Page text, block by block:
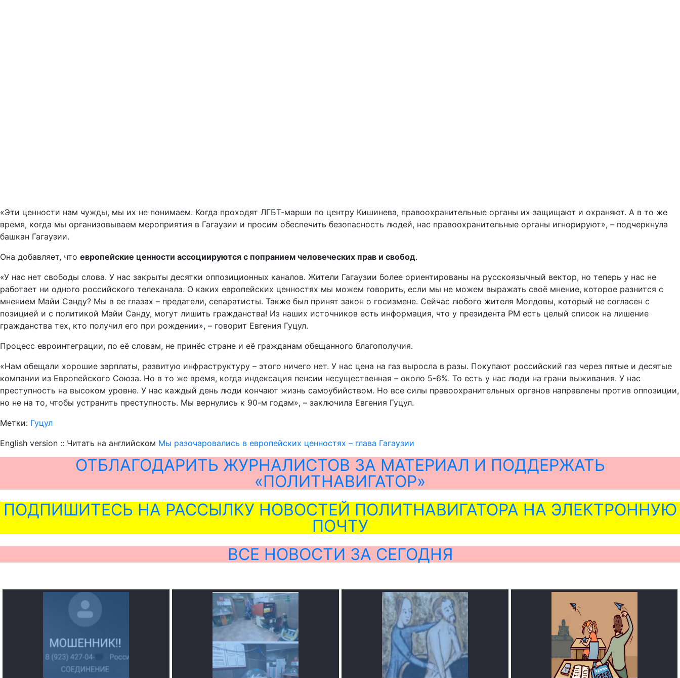
«Эти ценности нам чужды, мы их не понимаем. Когда проходят ЛГБТ-марши по центру Кишинева, правоохранительные органы их защищают и охраняют. А в то же
время, когда мы организовываем мероприятия в Гагаузии и просим обеспечить безопасность людей, нас правоохранительные органы игнорируют», – подчеркнула
башкан Гагаузии.
Она добавляет, что европейские ценности ассоциируются с попранием человеческих прав и свобод.
«У нас нет свободы слова. У нас закрыты десятки оппозиционных каналов. Жители Гагаузии более ориентированы на русскоязычный вектор, но теперь у нас не
работает ни одного российского телеканала. О каких европейских ценностях мы можем говорить, если мы не можем выражать своё мнение, которое разнится с
мнением Майи Санду? Мы в ее глазах – предатели, сепаратисты. Также был принят закон о госизмене. Сейчас любого жителя Молдовы, который не согласен с
позицией и с политикой Майи Санду, могут лишить гражданства! Из наших источников есть информация, что у президента РМ есть целый список на лишение
гражданства тех, кто получил его при рождении», – говорит Евгения Гуцул.
Процесс евроинтеграции, по её словам, не принёс стране и её гражданам обещанного благополучия.
«Нам обещали хорошие зарплаты, развитую инфраструктуру – этого ничего нет. У нас цена на газ выросла в разы. Покупают российский газ через пятые и десятые
компании из Европейского Союза. Но в то же время, когда индексация пенсии несущественная – около 5-6%. То есть у нас люди на грани выживания. У нас
преступность на высоком уровне. У нас каждый день люди кончают жизнь самоубийством. Но все силы правоохранительных органов направлены против оппозиции,
но не на то, чтобы устранить преступность. Мы вернулись к 90-м годам», – заключила Евгения Гуцул.
Метки: Гуцул
English version :: Читать на английском Мы разочаровались в европейских ценностях – глава Гагаузии
ОТБЛАГОДАРИТЬ ЖУРНАЛИСТОВ ЗА МАТЕРИАЛ И ПОДДЕРЖАТЬ
«ПОЛИТНАВИГАТОР»
ПОДПИШИТЕСЬ НА РАССЫЛКУ НОВОСТЕЙ ПОЛИТНАВИГАТОРА НА ЭЛЕКТРОННУЮ
ПОЧТУ
ВСЕ НОВОСТИ ЗА СЕГОДНЯ